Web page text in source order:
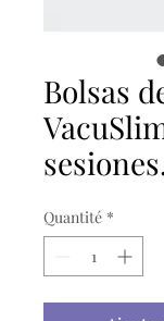
Bolsas
Quantité *